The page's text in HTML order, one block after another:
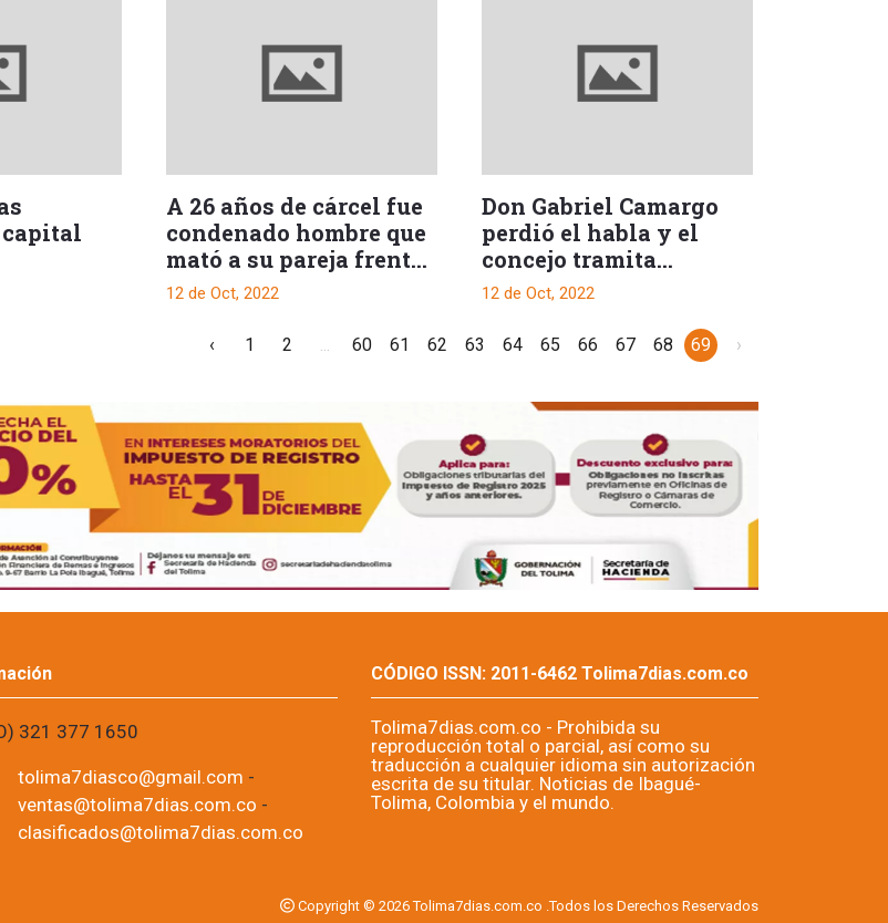
capital
A 26 años de cárcel fue
condenado hombre que
mató a su pareja frente
a sus hijas
12 de Oct, 2022
Don Gabriel Camargo
perdió el habla y el
concejo tramita
iniciativa
12 de Oct, 2022
‹ 1 2 60 61 62 63 64 65 66 67 68 69 ›
321 377 1650
tolima7diasco@gmail.com -
ventas@tolima7dias.com.co -
clasificados@tolima7dias.com.co
CÓDIGO ISSN: 2011-6462 Tolima7dias.com.co
Tolima7dias.com.co - Prohibida su
reproducción total o parcial, así como su
traducción a cualquier idioma sin autorización
escrita de su titular. Noticias de Ibagué-
Tolima, Colombia y el mundo.
Copyright © 2026 Tolima7dias.com.co .Todos los Derechos Reservados